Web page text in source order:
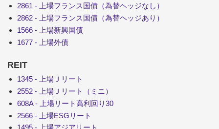
2861 - 上場フランス国債（為替ヘッジなし）
2862 - 上場フランス国債（為替ヘッジあり）
1566 - 上場新興国債
1677 - 上場外債
REIT
1345 - 上場Ｊリート
2552 - 上場Ｊリート（ミニ）
608A - 上場リート高利回り30
2566 - 上場ESGリート